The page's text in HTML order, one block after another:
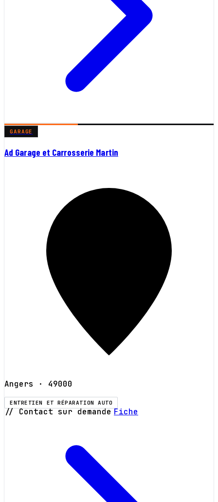
GARAGE
Ad Garage et Carrosserie Martin
Angers · 49000
ENTRETIEN ET RÉPARATION AUTO
// Contact sur demande Fiche